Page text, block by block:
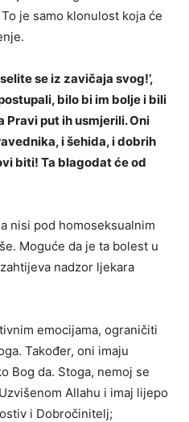
je samo klonulost koja će
se iz zavičaja svog!’,
bilo bi im bolje i bili
Pravi put ih usmjerili. Oni
i šehida, i dobrih
biti! Ta blagodat će od
nisi pod homoseksualnim
Moguće da je ta bolest u
nadzor ljekara
emocijama, ograničiti
Također, oni imaju
Bog da. Stoga, nemoj se
Allahu i imaj lijepo
i Dobročinitelj;